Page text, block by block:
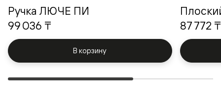
Ручка ЛЮЧЕ ПИ
99 036 ₸
В корзину
87 772 ₸